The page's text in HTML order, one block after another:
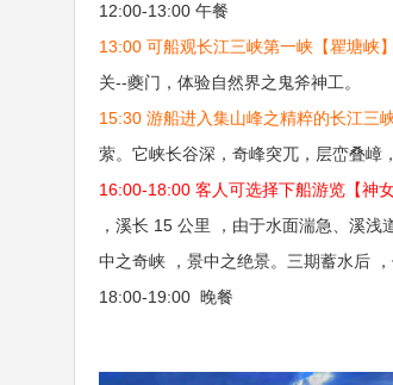
12:00-13:00 午餐
13:00 可船观长江三峡第一峡【瞿塘峡】
关--夔门，体验自然界之鬼斧神工。
15:30 游船进入集山峰之精粹的长江三
萦。它峡长谷深，奇峰突兀，层峦叠嶂
16:00-18:00 客人可选择下船游览【神
，溪长 15 公里 ，由于水面湍急、溪
中之奇峡 ，景中之绝景。三期蓄水后
18:00-19:00 晚餐